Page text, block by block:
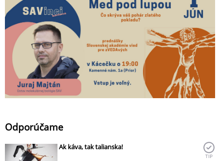
Odporúčame
Ak káva, tak talianska!
TIP